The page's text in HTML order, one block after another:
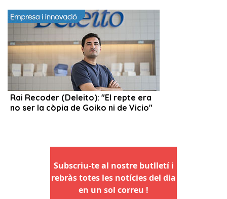
Subscriu-te al nostre butlletí i
rebràs totes les notícies del dia
en un sol correu !